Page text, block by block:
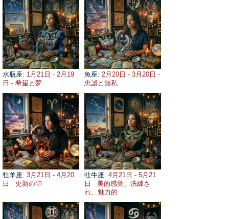
水瓶座: 1月21日 - 2月19
日 - 希望と夢
魚座: 2月20日 - 3月20日 -
忠誠と無私
牡羊座: 3月21日 - 4月20
日 - 更新の印
牡牛座: 4月21日 - 5月21
日 - 美的感覚、洗練さ
れ、魅力的